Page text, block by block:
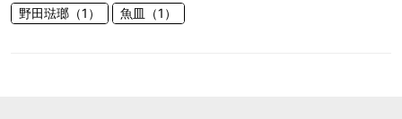
野田琺瑯（1）
魚皿（1）